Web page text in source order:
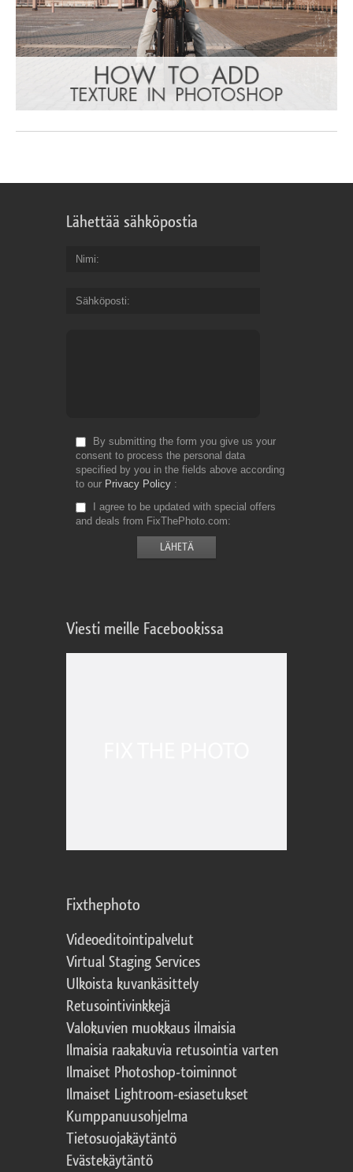
Lähettää sähköpostia
Nimi
Sähköposti
By submitting the form you give us your
consent to process the personal data
specified by you in the fields above according
to our Privacy Policy
I agree to be updated with special offers
and deals from FixThePhoto.com
Viesti meille Facebookissa
Fixthephoto
Videoeditointipalvelut
Virtual Staging Services
Ulkoista kuvankäsittely
Retusointivinkkejä
Valokuvien muokkaus ilmaisia
Ilmaisia raakakuvia retusointia varten
Ilmaiset Photoshop-toiminnot
Ilmaiset Lightroom-esiasetukset
Kumppanuusohjelma
Tietosuojakäytäntö
Evästekäytäntö